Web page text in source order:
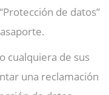
de datos”
cualquiera de sus
una reclamación